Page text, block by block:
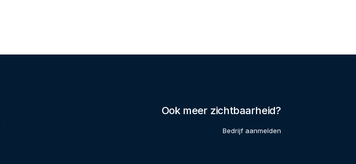
Ook meer zichtbaarheid?
Bedrijf aanmelden